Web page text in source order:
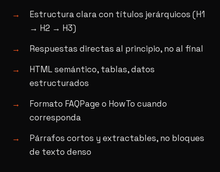
Estructura clara con títulos jerárquicos (H1
→ H2 → H3)
Respuestas directas al principio, no al final
HTML semántico, tablas, datos
estructurados
Formato FAQPage o HowTo cuando
corresponda
Párrafos cortos y extractables, no bloques
de texto denso